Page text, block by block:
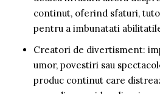
continut, oferind sfaturi,
pentru a imbunatati
Creatori de divertisment:
umor, povestiri sau
produc continut care